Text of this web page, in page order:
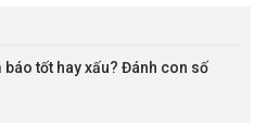
báo tốt hay xấu? Đánh con số